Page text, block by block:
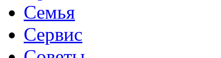
Семья
Сервис